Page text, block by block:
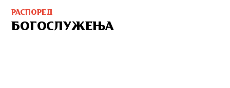
РАСПОРЕД
БОГОСЛУЖЕЊА